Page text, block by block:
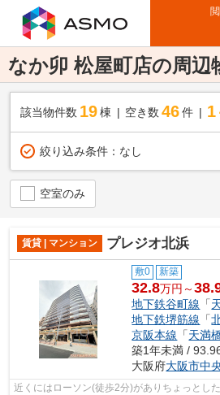
なか卯 松屋町店の周辺
該当物件数 19棟 空き数 46 件 1
絞り込み条件： なし
空室のみ
賃貸 | マンション プレジオ北浜
敷0 新築
32.8万円～
地下鉄谷町線 「
地下鉄堺筋線 「
京阪本線 「天満
築1年未満 /
大阪府大阪市中
近くにはローソン(徒歩2分)がありちょっとし